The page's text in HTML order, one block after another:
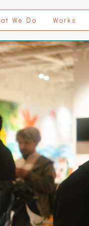
We Do Works